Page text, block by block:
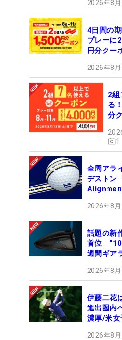
2026年8
4日間の
プレーに
円分クー
2026年8
2組
る
分
1
全周アラ
ヂストン
2026年8
話題の新
首位 “10
週間ギア
2026年8
伊藤二花
進出圏内
濃厚/米女
2026年8